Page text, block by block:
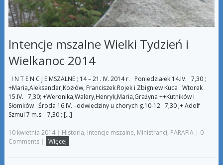
Intencje mszalne Wielki Tydzień i
Wielkanoc 2014
I N T E N C J E MSZALNE ; 14 – 21. IV. 2014 r. Poniedziałek 14.IV. 7,30 ;
+Maria,Aleksander,Kozłów, Franciszek Rojek i Zbigniew Kuca Wtorek
15.IV. 7,30; +Weronika,Walery,Henryk,Maria,Grażyna ++Kutników i
Słomków Środa 16.IV. –odwiedziny u chorych g.10-12 7,30 ;+ Adolf
Szmul 7 m.s. 7,30 ; […]
10 kwietnia 2014| Historia, Intencje mszalne, Ministranci, PARAFIA | 0
Comments | Więcej